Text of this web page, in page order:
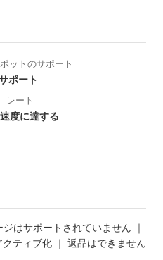
ットのサポート
ポート
レート
度に達する
はサポートされていません ｜
ティブ化 ｜ 返品はできません